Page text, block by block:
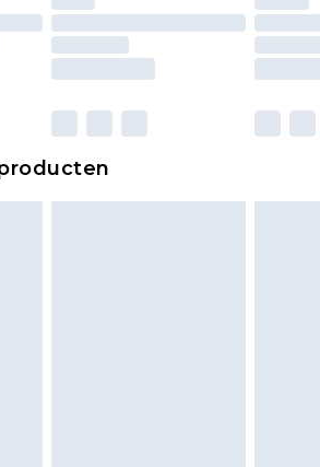
en kussens, moeten
in de originele, ongeopende